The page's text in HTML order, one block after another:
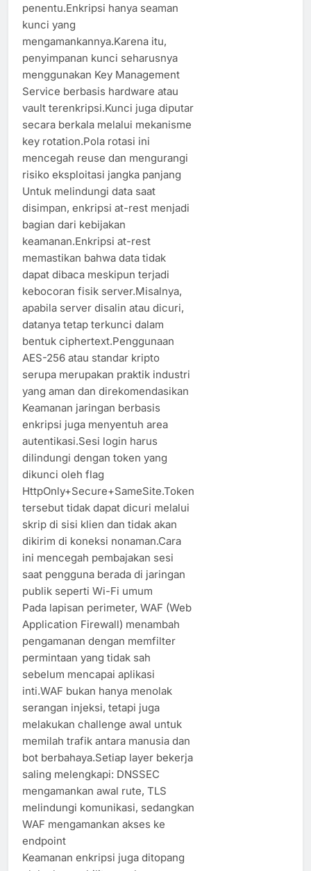
penentu.Enkripsi hanya seaman
kunci yang
mengamankannya.Karena itu,
penyimpanan kunci seharusnya
menggunakan Key Management
Service berbasis hardware atau
vault terenkripsi.Kunci juga diputar
secara berkala melalui mekanisme
key rotation.Pola rotasi ini
mencegah reuse dan mengurangi
risiko eksploitasi jangka panjang
Untuk melindungi data saat
disimpan, enkripsi at-rest menjadi
bagian dari kebijakan
keamanan.Enkripsi at-rest
memastikan bahwa data tidak
dapat dibaca meskipun terjadi
kebocoran fisik server.Misalnya,
apabila server disalin atau dicuri,
datanya tetap terkunci dalam
bentuk ciphertext.Penggunaan
AES-256 atau standar kripto
serupa merupakan praktik industri
yang aman dan direkomendasikan
Keamanan jaringan berbasis
enkripsi juga menyentuh area
autentikasi.Sesi login harus
dilindungi dengan token yang
dikunci oleh flag
HttpOnly+Secure+SameSite.Token
tersebut tidak dapat dicuri melalui
skrip di sisi klien dan tidak akan
dikirim di koneksi nonaman.Cara
ini mencegah pembajakan sesi
saat pengguna berada di jaringan
publik seperti Wi-Fi umum
Pada lapisan perimeter, WAF (Web
Application Firewall) menambah
pengamanan dengan memfilter
permintaan yang tidak sah
sebelum mencapai aplikasi
inti.WAF bukan hanya menolak
serangan injeksi, tetapi juga
melakukan challenge awal untuk
memilah trafik antara manusia dan
bot berbahaya.Setiap layer bekerja
saling melengkapi: DNSSEC
mengamankan awal rute, TLS
melindungi komunikasi, sedangkan
WAF mengamankan akses ke
endpoint
Keamanan enkripsi juga ditopang